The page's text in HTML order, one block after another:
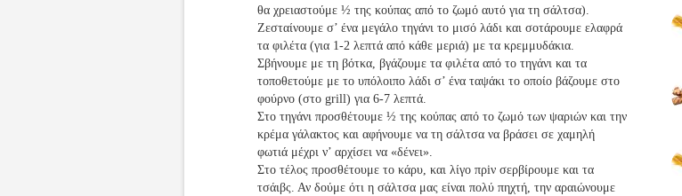
θα χρειαστούμε ½ της κούπας από το ζωμό αυτό για τη σάλτσα).
Ζεσταίνουμε σ’ ένα μεγάλο τηγάνι το μισό λάδι και σοτάρουμε ελαφρά
τα φιλέτα (για 1-2 λεπτά από κάθε μεριά) με τα κρεμμυδάκια.
Σβήνουμε με τη βότκα, βγάζουμε τα φιλέτα από το τηγάνι και τα
τοποθετούμε με το υπόλοιπο λάδι σ’ ένα ταψάκι το οποίο βάζουμε στο
φούρνο (στο grill) για 6-7 λεπτά.
Στο τηγάνι προσθέτουμε ½ της κούπας από το ζωμό των ψαριών και την
κρέμα γάλακτος και αφήνουμε να τη σάλτσα να βράσει σε χαμηλή
φωτιά μέχρι ν’ αρχίσει να «δένει».
Στο τέλος προσθέτουμε το κάρυ, και λίγο πρiν σερβίρουμε και τα
τσάιβς. Αν δούμε ότι η σάλτσα μας είναι πολύ πηχτή, την αραιώνουμε